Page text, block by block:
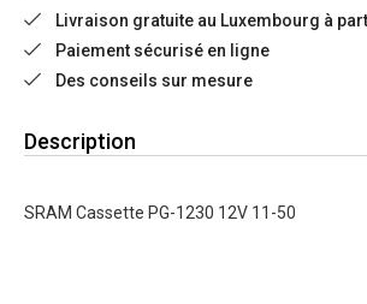
Livraison gratuite au Luxembourg à
Paiement sécurisé en ligne
Des conseils sur mesure
Description
SRAM Cassette PG-1230 12V 11-50